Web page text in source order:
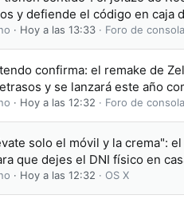
y defiende el código en caja
Hoy a las 13:33 Foro de
confirma: el remake de
y se lanzará este año
Hoy a las 12:32 Foro de
solo el móvil y la crema":
que dejes el DNI físico en
Hoy a las 12:32 OS X